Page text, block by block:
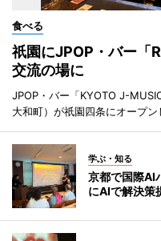
食べる
祇園にJPOP・バー
交流の場に
JPOP・バー「KYOTO J-
大和町）が祇園四条にオープン
学ぶ・知る
京都で国際AI
にAIで解決策